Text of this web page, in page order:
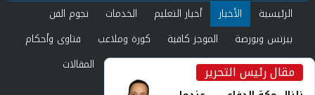
مقال رئيس التحرير
الرئيسية الأخبار أخبار التعليم الخدمات
نجوم الفن
بيزنس وبورصة
الموجز كافية كورة وملاعب
فتاوى وأحكام
صحة وجمال
عرب وعالم حوادث ومحاكم
المقالات
العدد الورقي